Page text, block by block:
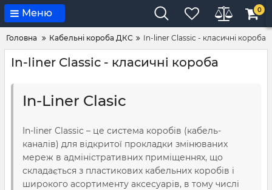
Меню 0
Головна Кабельні короба ДКС In-liner Classic - класичні короба
In-liner Classic - класичні короба
In-Liner Clasic
In-liner Classic – це система коробів (кабель-
каналів) для відкритої прокладки змінюваних
мереж в адміністративних приміщеннях, що
складається з пластикових кабельних коробів і
широкого асортименту аксесуарів, в тому числі